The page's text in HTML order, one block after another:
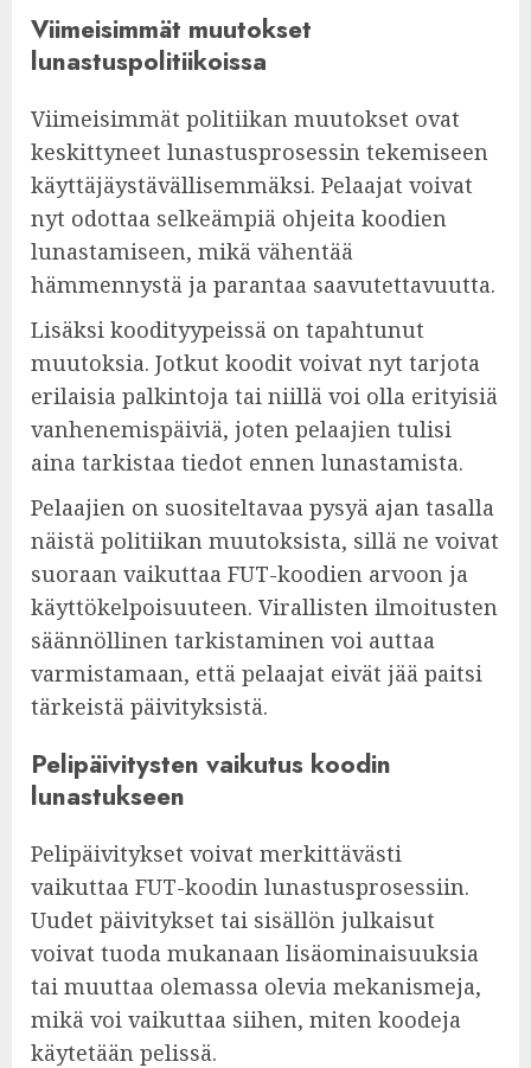
Viimeisimmät muutokset
lunastuspolitiikoissa
Viimeisimmät politiikan muutokset ovat
keskittyneet lunastusprosessin tekemiseen
käyttäjäystävällisemmäksi. Pelaajat voivat
nyt odottaa selkeämpiä ohjeita koodien
lunastamiseen, mikä vähentää
hämmennystä ja parantaa saavutettavuutta.
Lisäksi koodityypeissä on tapahtunut
muutoksia. Jotkut koodit voivat nyt tarjota
erilaisia palkintoja tai niillä voi olla erityisiä
vanhenemispäiviä, joten pelaajien tulisi
aina tarkistaa tiedot ennen lunastamista.
Pelaajien on suositeltavaa pysyä ajan tasalla
näistä politiikan muutoksista, sillä ne voivat
suoraan vaikuttaa FUT-koodien arvoon ja
käyttökelpoisuuteen. Virallisten ilmoitusten
säännöllinen tarkistaminen voi auttaa
varmistamaan, että pelaajat eivät jää paitsi
tärkeistä päivityksistä.
Pelipäivitysten vaikutus koodin
lunastukseen
Pelipäivitykset voivat merkittävästi
vaikuttaa FUT-koodin lunastusprosessiin.
Uudet päivitykset tai sisällön julkaisut
voivat tuoda mukanaan lisäominaisuuksia
tai muuttaa olemassa olevia mekanismeja,
mikä voi vaikuttaa siihen, miten koodeja
käytetään pelissä.